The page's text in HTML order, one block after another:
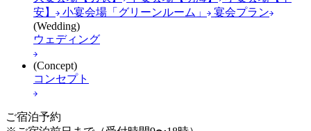
安】
小宴会場「グリーンルーム」
宴会プラン
(Wedding)
ウェディング
(Concept)
コンセプト
ご宿泊予約